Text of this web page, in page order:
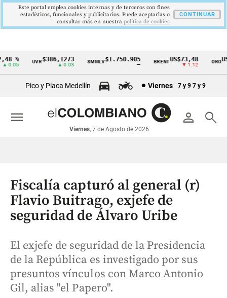
Cintillo
económicos
Colombia
% UVR$386,1273
▲ 0.03
SMMLV$1.750.905 BRENTUS$73,48
▼ 1.12
ORO
Pico y Placa Medellín Viernes 7 y 9 7 y 9
person search
Viernes, 7 de Agosto de 2026
menu
Fiscalía capturó al general (r)
Flavio Buitrago, exjefe de
seguridad de Álvaro Uribe
El exjefe de seguridad de la Presidencia
de la República es investigado por sus
presuntos vínculos con Marco Antonio
Gil, alias "el Papero".
Este portal emplea cookies internas y de terceros con fines
estadísticos, funcionales y publicitarios. Puede aceptarlas o
consultar más en nuestra politica de cookies
CONTINUAR